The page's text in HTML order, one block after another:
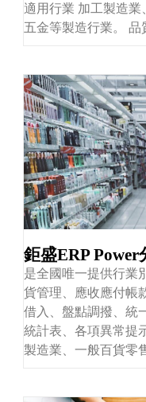
適用行業 加工製造業
五金等製造行業。
鉅盛ERP Power
是全國唯一提供行業
貨管理、應收應付帳
借入、盤點調撥、統
統計表、各項異常提
製造業、一般百貨零